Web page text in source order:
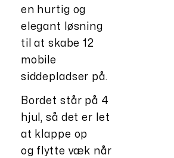
en hurtig og
elegant løsning
til at skabe 12
mobile
siddepladser på.
Bordet står på 4
hjul, så det er let
at klappe op
og flytte væk når